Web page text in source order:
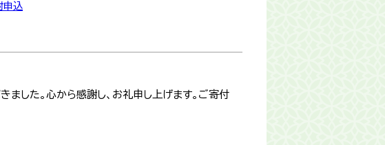
申込
した。心から感謝し、お礼申し上げます。ご寄付